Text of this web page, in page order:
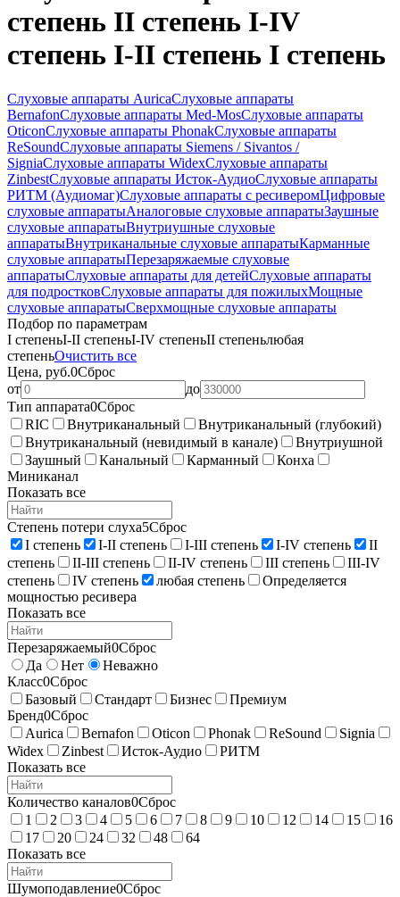
степень II степень I-IV
степень I-II степень I степень
Слуховые аппараты AuricaСлуховые аппараты
BernafonСлуховые аппараты Med-MosСлуховые аппараты
OticonСлуховые аппараты PhonakСлуховые аппараты
ReSoundСлуховые аппараты Siemens / Sivantos /
SigniaСлуховые аппараты WidexСлуховые аппараты
ZinbestСлуховые аппараты Исток-АудиоСлуховые аппараты
РИТМ (Аудиомаг)Слуховые аппараты с ресиверомЦифровые
слуховые аппаратыАналоговые слуховые аппаратыЗаушные
слуховые аппаратыВнутриушные слуховые
аппаратыВнутриканальные слуховые аппаратыКарманные
слуховые аппаратыПерезаряжаемые слуховые
аппаратыСлуховые аппараты для детейСлуховые аппараты
для подростковСлуховые аппараты для пожилыхМощные
слуховые аппаратыСверхмощные слуховые аппараты
Подбор по параметрам
I степеньI-II степеньI-IV степеньII степеньлюбая
степеньОчистить все
Цена, руб.0Сброс
от
до
Тип аппарата0Сброс
RIC
Внутриканальный
Внутриканальный (глубокий)
Внутриканальный (невидимый в канале)
Внутриушной
Заушный
Канальный Карманный
Конха
Миниканал
Показать все
Степень потери слуха5Сброс
I степень
I-II степень I-III степень I-IV степень
II
степень
II-III степень II-IV степень III степень
III-IV
степень
IV степень любая степень
Определяется
мощностью ресивера
Показать все
Перезаряжаемый0Сброс
Да
Нет
Неважно
Класс0Сброс
Базовый
Стандарт Бизнес
Премиум
Бренд0Сброс
Aurica
Bernafon Oticon Phonak ReSound
Signia
Widex
Zinbest Исток-Аудио
РИТМ
Показать все
Количество каналов0Сброс
1
2 3 4 5 6 7 8 9 10 12 14 15
16
17
20 24 32 48
64
Показать все
Шумоподавление0Сброс